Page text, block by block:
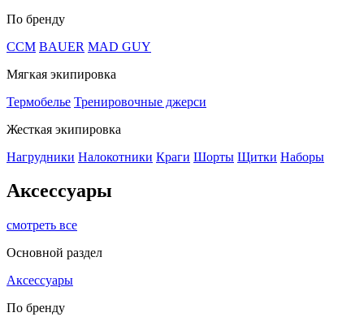
По бренду
CCM BAUER MAD GUY
Мягкая экипировка
Термобелье Тренировочные джерси
Жесткая экипировка
Нагрудники Налокотники Краги Шорты Щитки Наборы
Аксессуары
смотреть все
Основной раздел
Аксессуары
По бренду